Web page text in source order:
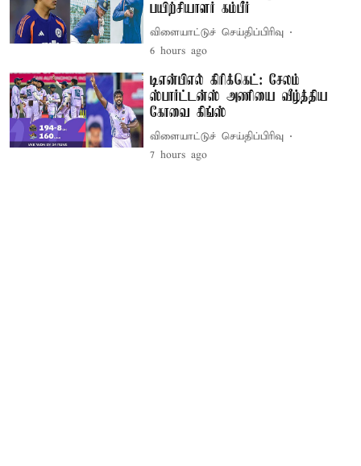
பயிற்சியாளர் கம்பீர்
விளையாட்டுச் செய்திப்பிரிவு
6 hours ago
டிஎன்பிஎல் கிரிக்கெட்: சேலம்
ஸ்பார்ட்டன்ஸ் அணியை வீழ்த்திய
கோவை கிங்ஸ்
விளையாட்டுச் செய்திப்பிரிவு
7 hours ago